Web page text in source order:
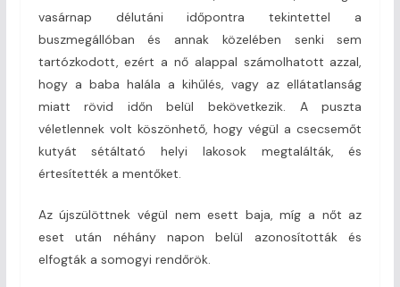
vasárnap délutáni időpontra tekintettel a
buszmegállóban és annak közelében senki sem
tartózkodott, ezért a nő alappal számolhatott azzal,
hogy a baba halála a kihűlés, vagy az ellátatlanság
miatt rövid időn belül bekövetkezik. A puszta
véletlennek volt köszönhető, hogy végül a csecsemőt
kutyát sétáltató helyi lakosok megtalálták, és
értesítették a mentőket.
Az újszülöttnek végül nem esett baja, míg a nőt az
eset után néhány napon belül azonosították és
elfogták a somogyi rendőrök.